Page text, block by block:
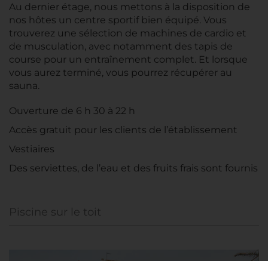
Au dernier étage, nous mettons à la disposition de
nos hôtes un centre sportif bien équipé. Vous
trouverez une sélection de machines de cardio et
de musculation, avec notamment des tapis de
course pour un entraînement complet. Et lorsque
vous aurez terminé, vous pourrez récupérer au
sauna.
Ouverture de 6 h 30 à 22 h
Accès gratuit pour les clients de l’établissement
Vestiaires
Des serviettes, de l’eau et des fruits frais sont fournis
Piscine sur le toit